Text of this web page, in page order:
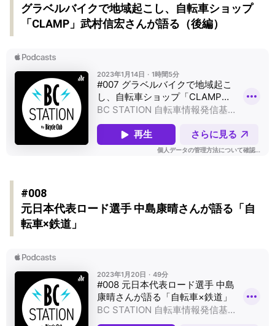
グラベルバイクで地域起こし、自転車ショップ
「CLAMP」武村信宏さんが語る（後編）
#008
元日本代表ロード選手 中島康晴さんが語る「自
転車×鉄道」